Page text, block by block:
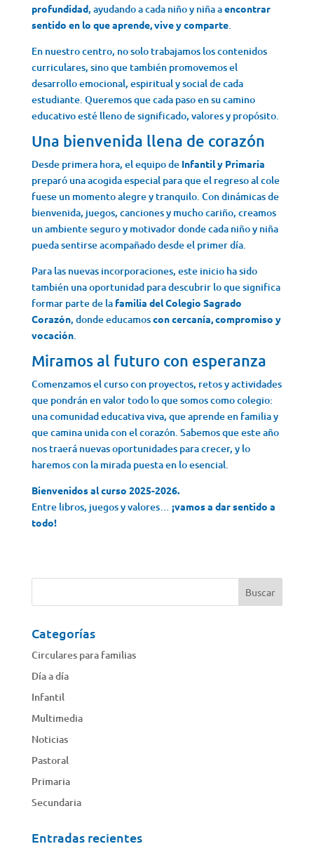
profundidad, ayudando a cada niño y niña aencontrar
sentido en lo que aprende, vive y comparte.
En nuestro centro, no solo trabajamos los contenidos
curriculares, sino que también promovemos el
desarrollo emocional, espiritual y social de cada
estudiante. Queremos que cada paso en su camino
educativo esté lleno de significado, valores y propósito.
Una bienvenida llena de corazón
Desde primera hora, el equipo de Infantil y Primaria
preparó una acogida especial para que el regreso al cole
fuese un momento alegre y tranquilo. Con dinámicas de
bienvenida, juegos, canciones y mucho cariño, creamos
un ambiente seguro y motivador donde cada niño y niña
pueda sentirse acompañado desde el primer día.
Para las nuevas incorporaciones, este inicio ha sido
también una oportunidad para descubrir lo que significa
formar parte de la familia del Colegio Sagrado
Corazón, donde educamoscon cercanía, compromiso y
vocación.
Miramos al futuro con esperanza
Comenzamos el curso con proyectos, retos y actividades
que pondrán en valor todo lo que somos como colegio:
una comunidad educativa viva, que aprende en familia y
que camina unida con el corazón. Sabemos que este año
nos traerá nuevas oportunidades para crecer, y lo
haremos con la mirada puesta en lo esencial.
Bienvenidos al curso 2025-2026.
Entre libros, juegos y valores… ¡vamos a dar sentido a
todo!
Categorías
Circulares para familias
Día a día
Infantil
Multimedia
Noticias
Pastoral
Primaria
Secundaria
Entradas recientes